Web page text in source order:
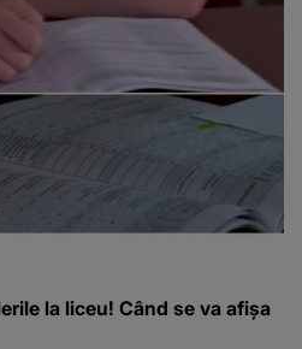
la liceu! Când se va afișa